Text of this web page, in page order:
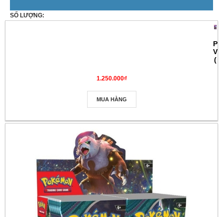
SỐ LƯỢNG:
(
1.250.000₫
MUA HÀNG